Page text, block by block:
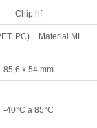
Chip hf
PC) + Material ML
85,6 x 54 mm
-40°C a 85°C